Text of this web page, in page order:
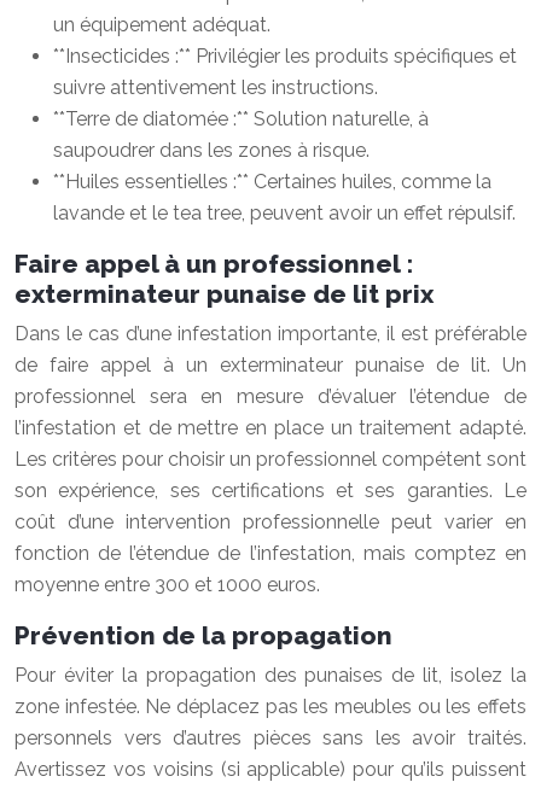
un équipement adéquat.
**Insecticides :** Privilégier les produits spécifiques et
suivre attentivement les instructions.
**Terre de diatomée :** Solution naturelle, à
saupoudrer dans les zones à risque.
**Huiles essentielles :** Certaines huiles, comme la
lavande et le tea tree, peuvent avoir un effet répulsif.
Faire appel à un professionnel :
exterminateur punaise de lit prix
Dans le cas d’une infestation importante, il est préférable
de faire appel à un exterminateur punaise de lit. Un
professionnel sera en mesure d’évaluer l’étendue de
l’infestation et de mettre en place un traitement adapté.
Les critères pour choisir un professionnel compétent sont
son expérience, ses certifications et ses garanties. Le
coût d’une intervention professionnelle peut varier en
fonction de l’étendue de l’infestation, mais comptez en
moyenne entre 300 et 1000 euros.
Prévention de la propagation
Pour éviter la propagation des punaises de lit, isolez la
zone infestée. Ne déplacez pas les meubles ou les effets
personnels vers d’autres pièces sans les avoir traités.
Avertissez vos voisins (si applicable) pour qu’ils puissent